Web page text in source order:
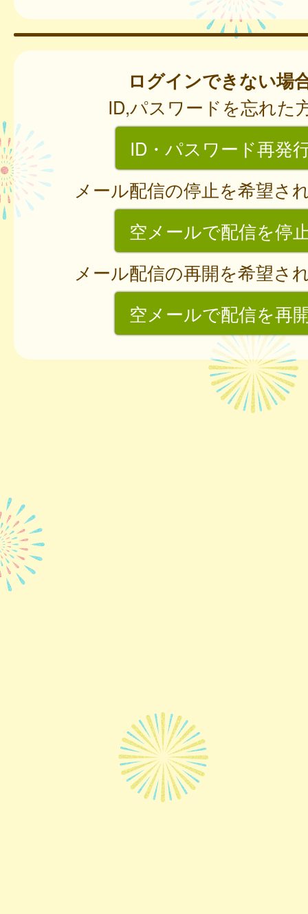
ログインできない場
ID,パスワードを忘れた
ID・パスワード再発
メール配信の停止を希望さ
空メールで配信を停
メール配信の再開を希望さ
空メールで配信を再